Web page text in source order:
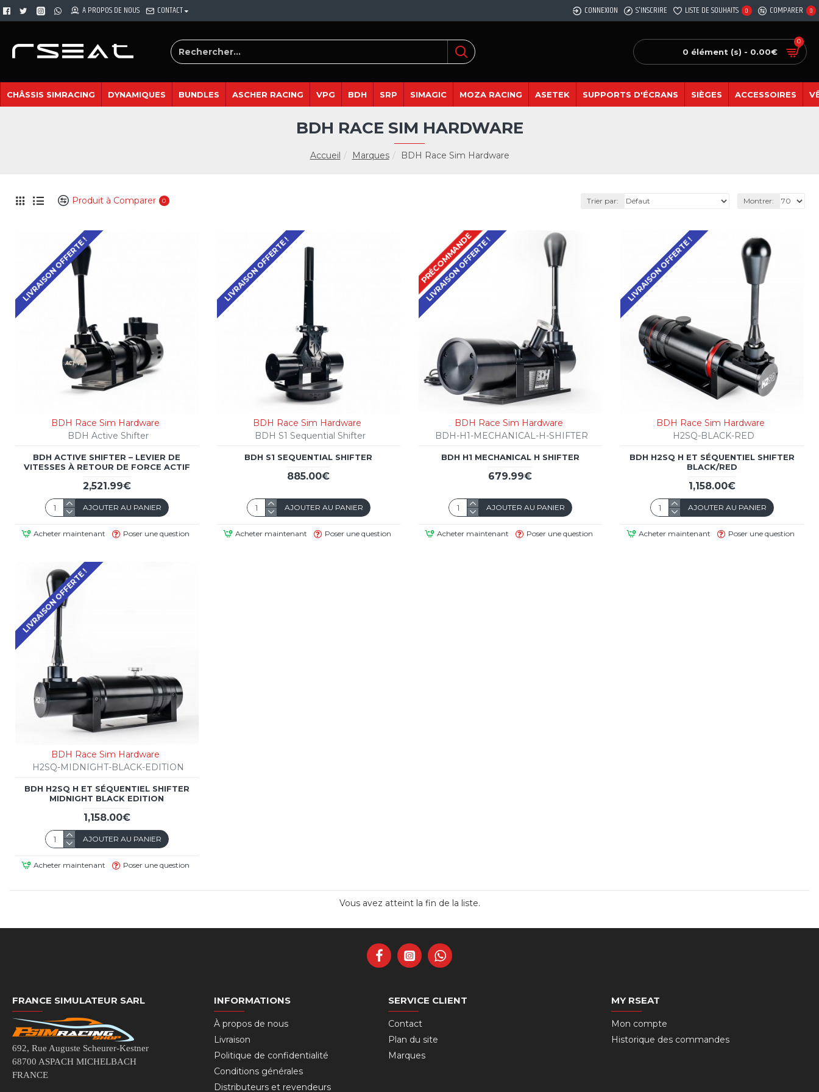
A PROPOS DE NOUS CONTACT CONNEXION S'INSCRIRE LISTE DE SOUHAITS 0 COMPARER 0
0 élément (s) - 0.00€
0
CHÂSSIS SIMRACING DYNAMIQUES BUNDLES ASCHER RACING VPG BDH SRP SIMAGIC MOZA RACING ASETEK SUPPORTS D'ÉCRANS SIÈGES ACCESSOIRES
Accueil Marques BDH Race Sim Hardware
BDH RACE SIM HARDWARE
Produit à Comparer 0 Trier par: Montrer:
LIVRAISON OFFERTE !
BDH Race Sim Hardware
BDH Active Shifter
BDH ACTIVE SHIFTER – LEVIER DE
VITESSES À RETOUR DE FORCE ACTIF
2,521.99€
AJOUTER AU PANIER
Acheter maintenant Poser une question
LIVRAISON OFFERTE !
BDH Race Sim Hardware
BDH S1 Sequential Shifter
BDH S1 SEQUENTIAL SHIFTER
885.00€
AJOUTER AU PANIER
Acheter maintenant Poser une question
LIVRAISON OFFERTE !
PRÉCOMMANDE
BDH Race Sim Hardware
BDH-H1-MECHANICAL-H-SHIFTER
BDH H1 MECHANICAL H SHIFTER
679.99€
AJOUTER AU PANIER
Acheter maintenant Poser une question
LIVRAISON OFFERTE !
BDH Race Sim Hardware
H2SQ-BLACK-RED
BDH H2SQ H ET SÉQUENTIEL SHIFTER
BLACK/RED
1,158.00€
AJOUTER AU PANIER
Acheter maintenant Poser une question
LIVRAISON OFFERTE !
BDH Race Sim Hardware
H2SQ-MIDNIGHT-BLACK-EDITION
BDH H2SQ H ET SÉQUENTIEL SHIFTER
MIDNIGHT BLACK EDITION
1,158.00€
AJOUTER AU PANIER
Acheter maintenant Poser une question
Vous avez atteint la fin de la liste.
FRANCE SIMULATEUR SARL
692, Rue Auguste Scheurer-Kestner
68700 ASPACH MICHELBACH
FRANCE
INFORMATIONS
À propos de nous
Livraison
Politique de confidentialité
Conditions générales
Distributeurs et revendeurs
SERVICE CLIENT
Contact
Plan du site
Marques
MY RSEAT
Mon compte
Historique des commandes